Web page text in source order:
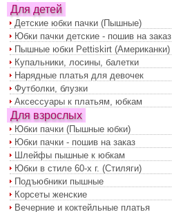
Для детей
Детские юбки пачки (Пышные)
Юбки пачки детские - пошив на заказ
Пышные юбки Pettiskirt (Американки)
Купальники, лосины, балетки
Нарядные платья для девочек
Футболки, блузки
Аксессуары к платьям, юбкам
Для взрослых
Юбки пачки (Пышные юбки)
Юбки пачки - пошив на заказ
Шлейфы пышные к юбкам
Юбки в стиле 60-х г. (Стиляги)
Подъюбники пышные
Корсеты женские
Вечерние и коктейльные платья